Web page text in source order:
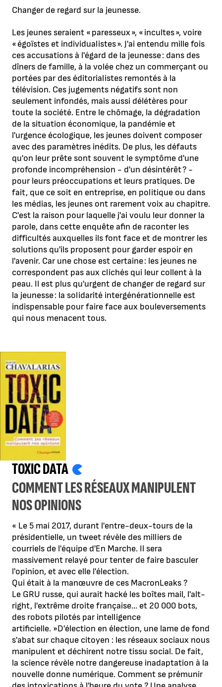
Changer de regard sur la jeunesse.
Les jeunes seraient « paresseux », « incultes », voire
« égoïstes et individualistes ». J'ai entendu mille fois
ces accusations à l'égard de la jeunesse : dans des
dîners de famille, à la volée chez un commerçant ou
portées par des éditorialistes remontés à la
télévision. Ces jugements négatifs sont non
seulement infondés, mais aussi délétères pour
toute la société. Entre le chômage, la dégradation
de la situation économique, la pandémie et
l'urgence écologique, les jeunes doivent composer
avec des paramètres inédits. De plus, les défauts
qu'on leur prête sont souvent le symptôme d'une
profonde incompréhension - d'un désintérêt ? -
pour leurs préoccupations et leurs pratiques. De
fait, que ce soit en entreprise, en politique ou dans
les médias, les jeunes ont rarement voix au chapitre.
C'est la raison pour laquelle j'ai voulu leur donner la
parole, dans cette enquête afin de raconter les
difficultés auxquelles ils font face et de montrer les
solutions qu'ils proposent pour garder espoir en
l'avenir. Car une chose est certaine : les jeunes ne
correspondent pas aux clichés qui leur collent à la
peau. Il est plus qu'urgent de changer de regard sur
la jeunesse : la solidarité intergénérationnelle est
indispensable pour faire face aux bouleversements
qui nous menacent tous.
TOXIC DATA
COMMENT LES RÉSEAUX MANIPULENT
NOS OPINIONS
« Le 5 mai 2017, durant l'entre-deux-tours de la
présidentielle, un tweet révèle des milliers de
courriels de l'équipe d'En Marche. Il sera
massivement relayé pour tenter de faire basculer
l'opinion, et avec elle l'élection.
Qui était à la manœuvre de ces MacronLeaks ?
Le GRU russe, qui aurait hacké les boîtes mail, l'alt-
right, l'extrême droite française... et 20 000 bots,
des robots pilotés par intelligence
artificielle. »D'élection en élection, une lame de fond
s'abat sur chaque citoyen : les réseaux sociaux nous
manipulent et déchirent notre tissu social. De fait,
la science révèle notre dangereuse inadaptation à la
nouvelle donne numérique. Comment se prémunir